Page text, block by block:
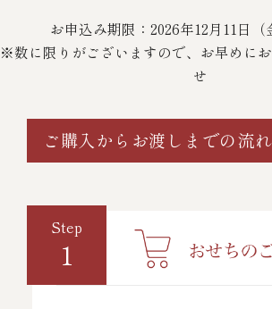
お申込み期限：2026年12月11日（
※数に限りがございますので、お早めに
せ
ご購入からお渡しまでの流れ
Step
1